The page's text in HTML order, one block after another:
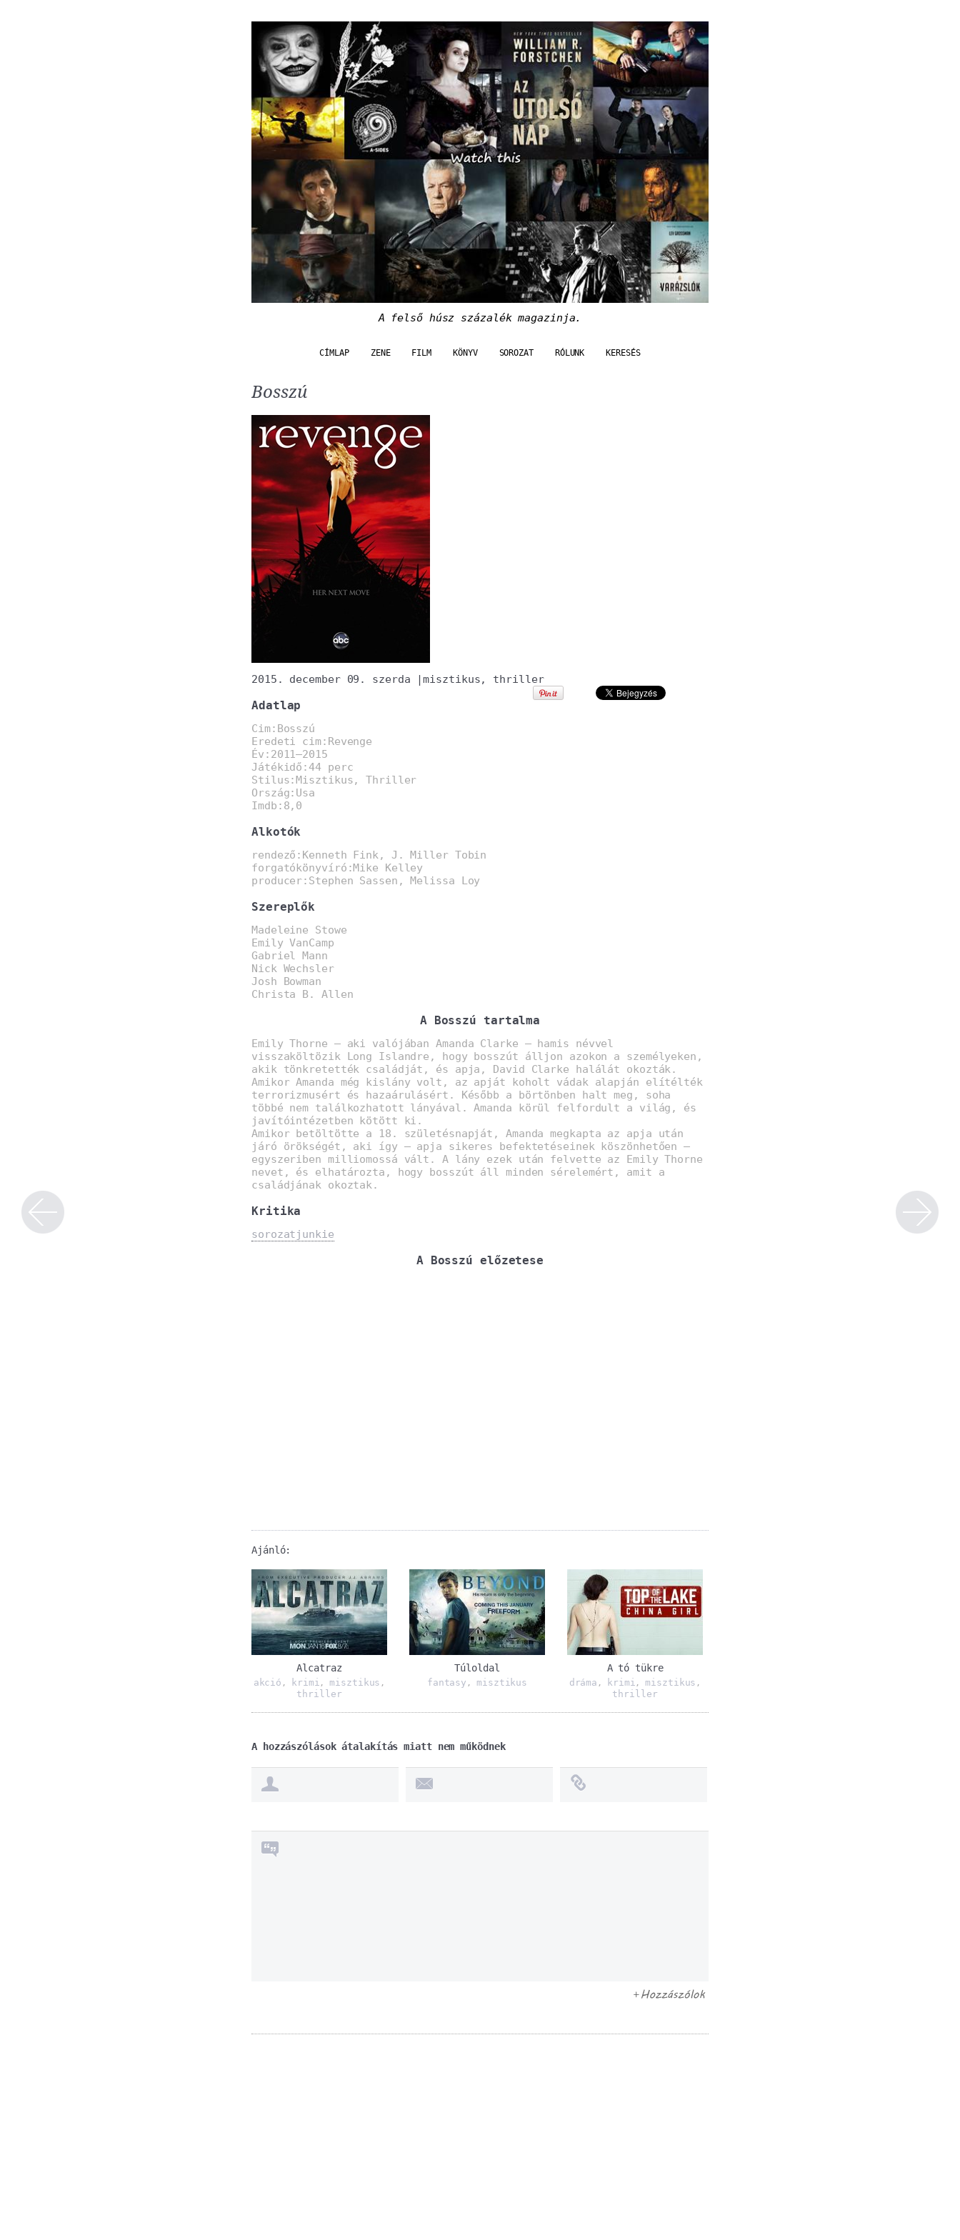
A felső húsz százalék magazinja.
CÍMLAP ZENE FILM KÖNYV SOROZAT RÓLUNK KERESÉS
Bosszú
2015. december 09. szerda |misztikus, thriller
Adatlap
Cim:Bosszú
Eredeti cim:Revenge
Év:2011–2015
Játékidő:44 perc
Stilus:Misztikus, Thriller
Ország:Usa
Imdb:8,0
Alkotók
rendező:Kenneth Fink, J. Miller Tobin
forgatókönyvíró:Mike Kelley
producer:Stephen Sassen, Melissa Loy
Szereplők
Madeleine Stowe
Emily VanCamp
Gabriel Mann
Nick Wechsler
Josh Bowman
Christa B. Allen
A Bosszú tartalma
Emily Thorne – aki valójában Amanda Clarke – hamis névvel
visszaköltözik Long Islandre, hogy bosszút álljon azokon a személyeken,
akik tönkretették családját, és apja, David Clarke halálát okozták.
Amikor Amanda még kislány volt, az apját koholt vádak alapján elítélték
terrorizmusért és hazaárulásért. Később a börtönben halt meg, soha
többé nem találkozhatott lányával. Amanda körül felfordult a világ, és
javítóintézetben kötött ki.
Amikor betöltötte a 18. születésnapját, Amanda megkapta az apja után
járó örökségét, aki így – apja sikeres befektetéseinek köszönhetően –
egyszeriben milliomossá vált. A lány ezek után felvette az Emily Thorne
nevet, és elhatározta, hogy bosszút áll minden sérelemért, amit a
családjának okoztak.
Kritika
sorozatjunkie
A Bosszú előzetese
Ajánló:
Alcatraz
akció , krimi , misztikus ,
thriller
Túloldal
fantasy , misztikus
A tó tükre
dráma , krimi , misztikus ,
thriller
A hozzászólások átalakítás miatt nem működnek